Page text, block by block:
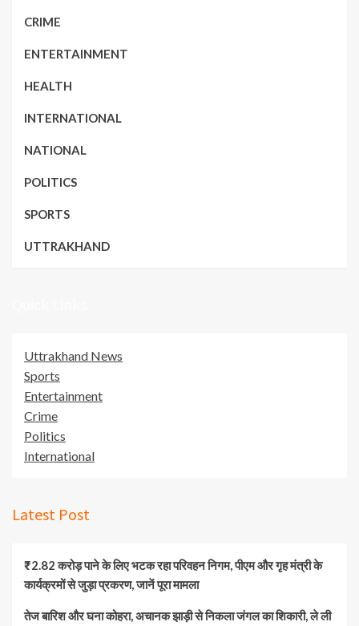
CRIME
ENTERTAINMENT
HEALTH
INTERNATIONAL
NATIONAL
POLITICS
SPORTS
UTTRAKHAND
Uttrakhand News
Sports
Entertainment
Crime
Politics
International
Latest Post
₹2.82 करोड़ पाने के लिए भटक रहा परिवहन निगम, पीएम और गृह मंत्री के
कार्यक्रमों से जुड़ा प्रकरण, जानें पूरा मामला
तेज बारिश और घना कोहरा, अचानक झाड़ी से निकला जंगल का शिकारी, ले ली